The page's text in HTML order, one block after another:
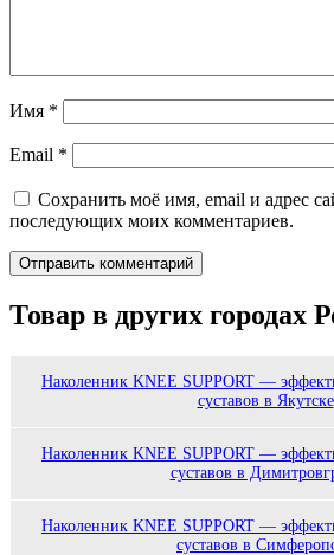
Имя *
Email *
Сохранить моё имя, email и адрес
последующих моих комментариев.
Товар в других городах
Наколенник KNEE SUPPORT —
суставов в Якутске
Наколенник KNEE SUPPORT —
суставов в
Наколенник KNEE SUPPORT —
суставов в